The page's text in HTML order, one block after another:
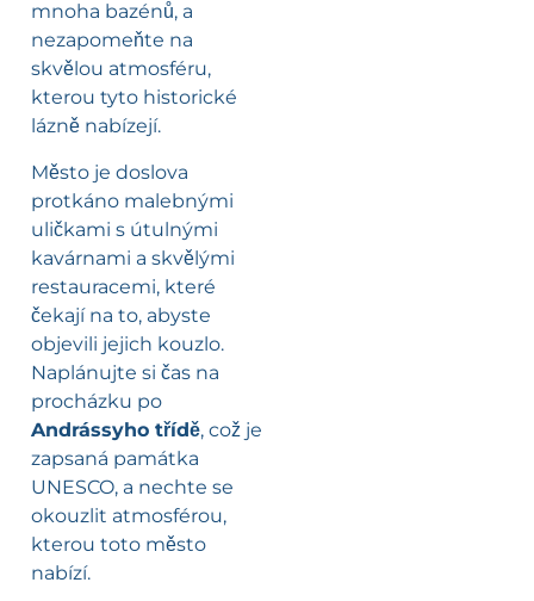
mnoha bazénů, a
nezapomeňte na
skvělou atmosféru,
kterou tyto historické
lázně nabízejí.
Město je doslova
protkáno malebnými
uličkami s útulnými
kavárnami a skvělými
restauracemi, které
čekají na to, abyste
objevili jejich kouzlo.
Naplánujte si čas na
procházku po
Andrássyho třídě, což je
zapsaná památka
UNESCO, a nechte se
okouzlit atmosférou,
kterou toto město
nabízí.